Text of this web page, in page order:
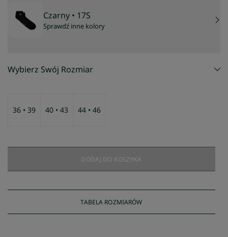
Czarny • 17S
Sprawdź inne kolory
Wybierz Swój Rozmiar
36 • 39 40 • 43 44 • 46
DODAJ DO KOSZYKA
TABELA ROZMIARÓW